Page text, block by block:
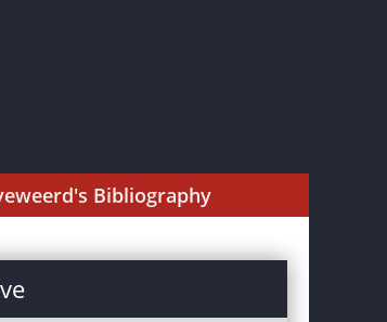
Bibliography